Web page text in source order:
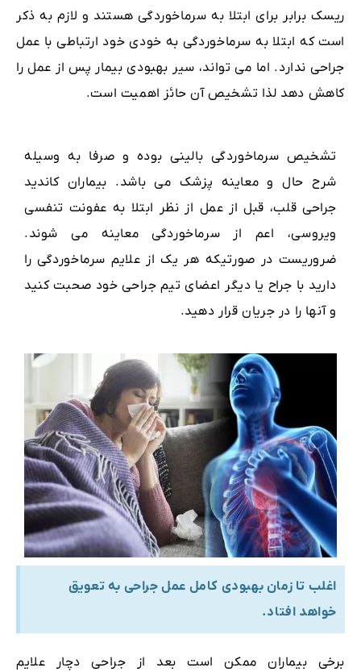
ریسک برابر برای ابتلا به سرماخوردگی هستند و لازم به ذکر
است که ابتلا به سرماخوردگی به خودی خود ارتباطی با عمل
جراحی ندارد. اما می تواند، سیر بهبودی بیمار پس از عمل را
کاهش دهد لذا تشخیص آن حائز اهمیت است.
تشخیص سرماخوردگی بالینی بوده و صرفا به وسیله
شرح حال و معاینه پزشک می باشد. بیماران کاندید
جراحی قلب، قبل از عمل از نظر ابتلا به عفونت تنفسی
ویروسی، اعم از سرماخوردگی معاینه می شوند.
ضروریست در صورتیکه هر یک از علایم سرماخوردگی را
دارید با جراح یا دیگر اعضای تیم جراحی خود صحبت کنید
و آنها را در جریان قرار دهید.
اغلب تا زمان بهبودی کامل عمل جراحی به تعویق
خواهد افتاد.
برخی بیماران ممکن است بعد از جراحی دچار علایم